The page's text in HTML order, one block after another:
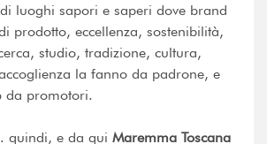
luoghi sapori e saperi dove brand
prodotto, eccellenza, sostenibilità,
studio, tradizione, cultura,
la fanno da padrone, e
da promotori.
quindi, e da qui Maremma Toscana